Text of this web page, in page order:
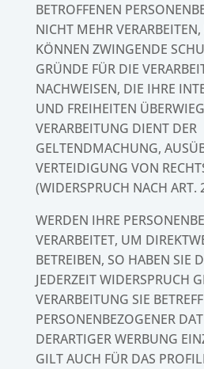
BETROFFENEN
NICHT MEHR
KÖNNEN ZWINGENDE
GRÜNDE FÜR DIE
NACHWEISEN, DIE IHRE
UND FREIHEITEN
VERARBEITUNG DIENT DER
GELTENDMACHUNG,
VERTEIDIGUNG VON
(WIDERSPRUCH NACH ART.
WERDEN IHRE
VERARBEITET, UM
BETREIBEN, SO HABEN SIE
JEDERZEIT WIDERSPRUCH
VERARBEITUNG SIE
PERSONENBEZOGENER
DERARTIGER WERBUNG
GILT AUCH FÜR DAS